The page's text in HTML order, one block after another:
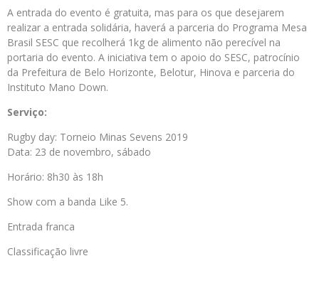
A entrada do evento é gratuita, mas para os que desejarem
realizar a entrada solidária, haverá a parceria do Programa Mesa
Brasil SESC que recolherá 1kg de alimento não perecível na
portaria do evento. A iniciativa tem o apoio do SESC, patrocínio
da Prefeitura de Belo Horizonte, Belotur, Hinova e parceria do
Instituto Mano Down.
Serviço:
Rugby day: Torneio Minas Sevens 2019
Data: 23 de novembro, sábado
Horário: 8h30 às 18h
Show com a banda Like 5.
Entrada franca
Classificação livre